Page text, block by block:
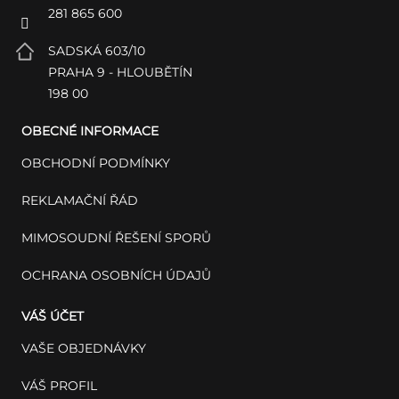
281 865 600
SADSKÁ 603/10
PRAHA 9 - HLOUBĚTÍN
198 00
OBECNÉ INFORMACE
OBCHODNÍ PODMÍNKY
REKLAMAČNÍ ŘÁD
MIMOSOUDNÍ ŘEŠENÍ SPORŮ
OCHRANA OSOBNÍCH ÚDAJŮ
VÁŠ ÚČET
VAŠE OBJEDNÁVKY
VÁŠ PROFIL